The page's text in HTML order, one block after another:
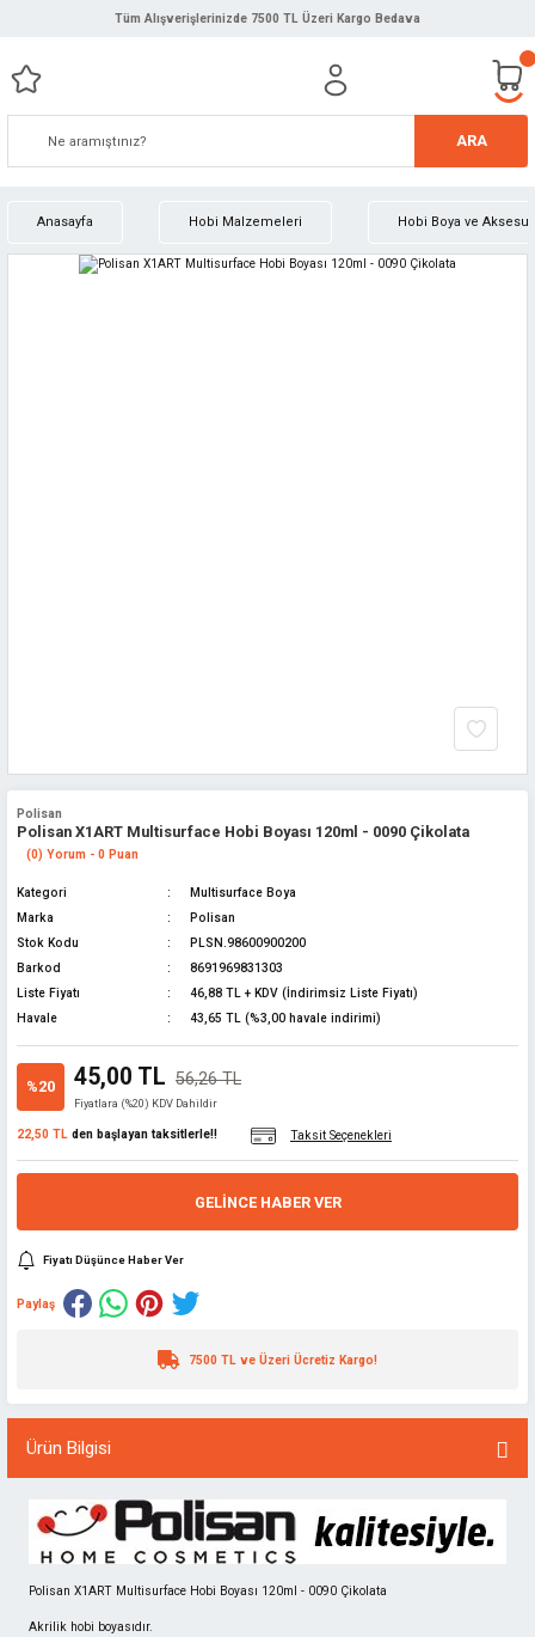
Tüm Alışverişlerinizde 7500 TL Üzeri Kargo Bedava
ARA
Anasayfa Hobi Malzemeleri Hobi Boya ve
Polisan
Polisan X1ART Multisurface Hobi Boyası 120ml - 0090 Çikolata
(0) Yorum - 0 Puan
Kategori
Multisurface Boya
Marka
Polisan
Stok Kodu
PLSN.98600900200
Barkod
8691969831303
Liste Fiyatı
46,88 TL + KDV (İndirimsiz Liste Fiyatı)
Havale
43,65 TL (%3,00 havale indirimi)
%20 45,00 TL 56,26 TL
Fiyatlara (%20) KDV Dahildir
22,50 TL den başlayan taksitlerle!! Taksit Seçenekleri
GELINCE HABER VER
Fiyatı Düşünce Haber Ver
Paylaş
7500 TL ve Üzeri Ücretiz Kargo!
Ürün Bilgisi
Polisan X1ART Multisurface Hobi Boyası 120ml - 0090 Çikolata
Akrilik hobi boyasıdır.